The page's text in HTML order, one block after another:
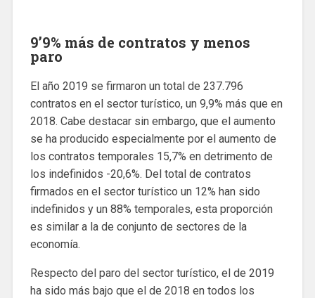
9’9% más de contratos y menos
paro
El año 2019 se firmaron un total de 237.796
contratos en el sector turístico, un 9,9% más que en
2018. Cabe destacar sin embargo, que el aumento
se ha producido especialmente por el aumento de
los contratos temporales 15,7% en detrimento de
los indefinidos -20,6%. Del total de contratos
firmados en el sector turístico un 12% han sido
indefinidos y un 88% temporales, esta proporción
es similar a la de conjunto de sectores de la
economía.
Respecto del paro del sector turístico, el de 2019
ha sido más bajo que el de 2018 en todos los